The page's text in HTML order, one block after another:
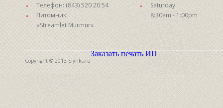
Телефон: (843) 520 20 54
Питомник:
«Streamlet Murmur»
Saturday
8:30am - 1:00pm
Copyright © 2013 Sfynks.ru
Заказать печать ИП